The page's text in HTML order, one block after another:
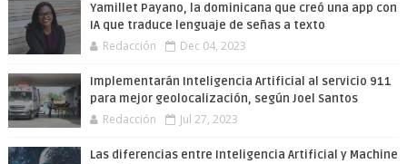
Yamillet Payano, la dominicana que creó una app con
IA que traduce lenguaje de señas a texto
Redacción Dec 04, 2023
Implementarán Inteligencia Artificial al servicio 911
para mejor geolocalización, según Joel Santos
Redacción Jul 27, 2023
Las diferencias entre Inteligencia Artificial y Machine